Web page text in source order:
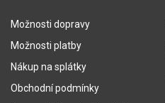
Možnosti dopravy
Možnosti platby
Nákup na splátky
Obchodní podmínky